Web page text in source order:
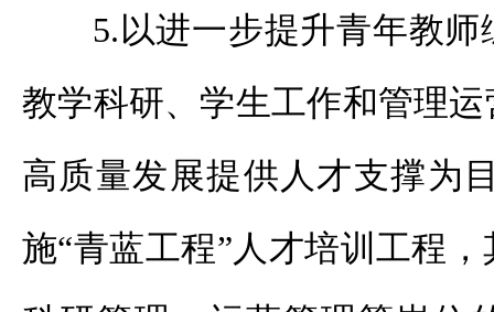
5.以进一步提升青年教
教学科研、学生工作和管理
高质量发展提供人才支撑为
施“青蓝工程”人才培训工程